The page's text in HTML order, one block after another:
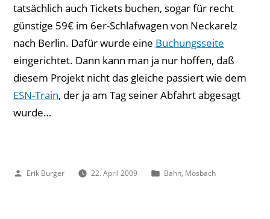
tatsächlich auch Tickets buchen, sogar für recht
günstige 59€ im 6er-Schlafwagen von Neckarelz
nach Berlin. Dafür wurde eine Buchungsseite
eingerichtet. Dann kann man ja nur hoffen, daß
diesem Projekt nicht das gleiche passiert wie dem
ESN-Train, der ja am Tag seiner Abfahrt abgesagt
wurde…
Veröffentlicht
Erik Burger 22. April 2009
Veröffentlicht
Bahn, Mosbach